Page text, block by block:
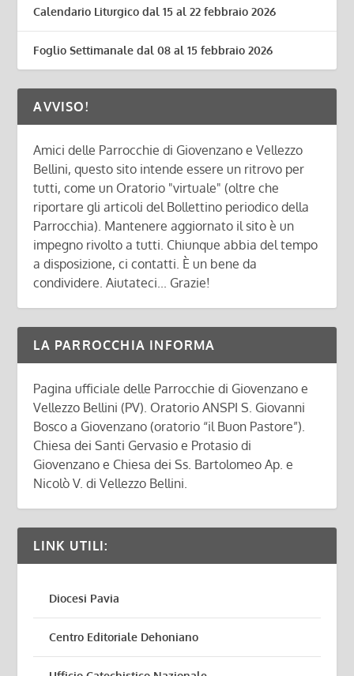
Calendario Liturgico dal 15 al 22 febbraio 2026
Foglio Settimanale dal 08 al 15 febbraio 2026
AVVISO!
Amici delle Parrocchie di Giovenzano e Vellezzo
Bellini, questo sito intende essere un ritrovo per
tutti, come un Oratorio "virtuale" (oltre che
riportare gli articoli del Bollettino periodico della
Parrocchia). Mantenere aggiornato il sito è un
impegno rivolto a tutti. Chiunque abbia del tempo
a disposizione, ci contatti. È un bene da
condividere. Aiutateci... Grazie!
LA PARROCCHIA INFORMA
Pagina ufficiale delle Parrocchie di Giovenzano e
Vellezzo Bellini (PV). Oratorio ANSPI S. Giovanni
Bosco a Giovenzano (oratorio “il Buon Pastore”).
Chiesa dei Santi Gervasio e Protasio di
Giovenzano e Chiesa dei Ss. Bartolomeo Ap. e
Nicolò V. di Vellezzo Bellini.
LINK UTILI:
Diocesi Pavia
Centro Editoriale Dehoniano